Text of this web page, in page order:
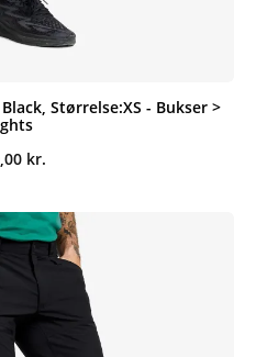
Størrelse:XS - Bukser >
kr.